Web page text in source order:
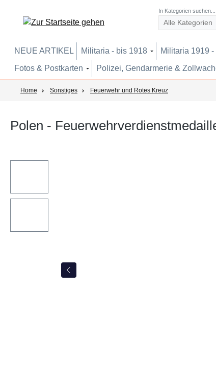
In Kategorien suchen...
NEUE ARTIKEL Militaria - bis 1918 Militaria 1919 -
Fotos & Postkarten
Polizei, Gendarmerie &
Home Sonstiges Feuerwehr und Rotes Kreuz
Polen -